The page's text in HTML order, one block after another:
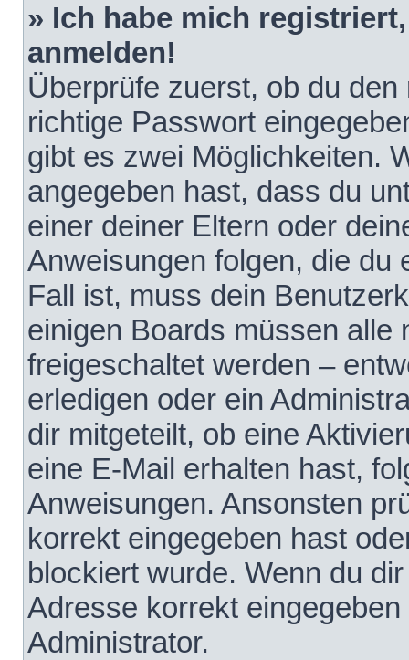
» Ich habe mich
anmelden!
Überprüfe zuerst, ob du
richtige Passwort
gibt es zwei Möglichkeiten.
angegeben hast, dass du
einer deiner Eltern oder
Anweisungen folgen, die du
Fall ist, muss dein
einigen Boards müssen alle
freigeschaltet werden –
erledigen oder ein
dir mitgeteilt, ob eine
eine E-Mail erhalten hast,
Anweisungen. Ansonsten
korrekt eingegeben hast
blockiert wurde. Wenn du
Adresse korrekt
Administrator.